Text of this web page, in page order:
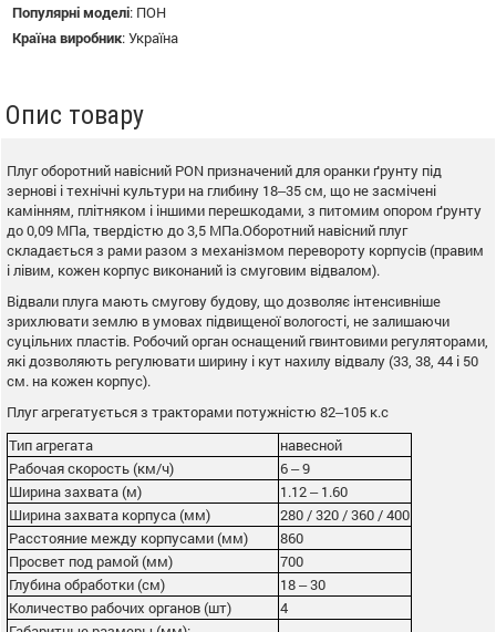
Популярні моделі: ПОН
Країна виробник:Україна
Опис товару
Плуг оборотний навісний PON призначений для оранки ґрунту під
зернові і технічні культури на глибину 18‒35 см, що не засмічені
камінням, плітняком і іншими перешкодами, з питомим опором ґрунту
до 0,09 МПа, твердістю до 3,5 МПа.Оборотний навісний плуг
складається з рами разом з механізмом перевороту корпусів (правим
і лівим, кожен корпус виконаний із смуговим відвалом).
Відвали плуга мають смугову будову, що дозволяє інтенсивніше
зрихлювати землю в умовах підвищеної вологості, не залишаючи
суцільних пластів. Робочий орган оснащений гвинтовими регуляторами,
які дозволяють регулювати ширину і кут нахилу відвалу (33, 38, 44 і 50
см. на кожен корпус).
Плуг агрегатується з тракторами потужністю 82‒105 к.с
Тип агрегата
навесной
Рабочая скорость (км/ч)
6 ‒ 9
Ширина захвата (м)
1.12 ‒ 1.60
Ширина захвата корпуса (мм)
280 / 320 / 360 / 400
Расстояние между корпусами (мм)
860
Просвет под рамой (мм)
700
Глубина обработки (см)
18 ‒ 30
Количество рабочих органов (шт)
4